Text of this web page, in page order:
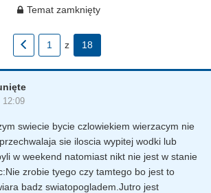
Temat zamknięty
1 z 18
12:09
swiecie bycie czlowiekiem wierzacym nie
sie iloscia wypitej wodki lub
w weekend natomiast nikt nie jest w stanie
zrobie tyego czy tamtego bo jest to
badz swiatopogladem.Jutro jest